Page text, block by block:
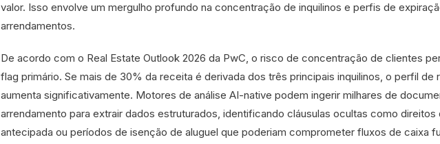
valor. Isso envolve um mergulho profundo na concentração de inquilinos e perfis de
arrendamentos.
De acordo com o Real Estate Outlook 2026 da PwC, o risco de concentração de clientes
flag primário. Se mais de 30% da receita é derivada dos três principais inquilinos, o perfil de
aumenta significativamente. Motores de análise AI-native podem ingerir milhares de
arrendamento para extrair dados estruturados, identificando cláusulas ocultas como direitos
antecipada ou períodos de isenção de aluguel que poderiam comprometer fluxos de caixa